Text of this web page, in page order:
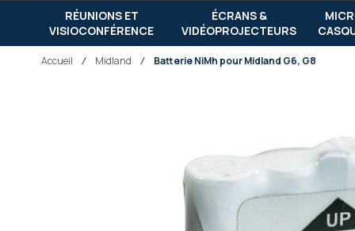
RÉUNIONS ET
VISIOCONFÉRENCE
ÉCRANS &
VIDÉOPROJECTEURS
Accueil midland Batterie NiMh pour Midland G6, G8